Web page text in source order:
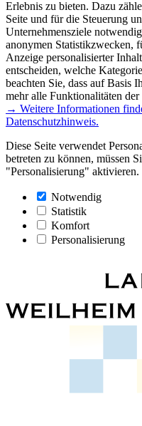
Erlebnis zu bieten. Dazu
Seite und für die Steuerung
Unternehmensziele
anonymen Statistikzwecken,
Anzeige personalisierter
entscheiden, welche
beachten Sie, dass auf Basis
mehr alle Funktionalitäten
→ Weitere Informationen
Datenschutzhinweis.
Diese Seite verwendet
betreten zu können, müssen
"Personalisierung" aktivieren.
Notwendig
Statistik
Komfort
Personalisierung